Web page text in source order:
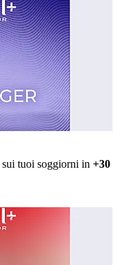
sui tuoi soggiorni in +30